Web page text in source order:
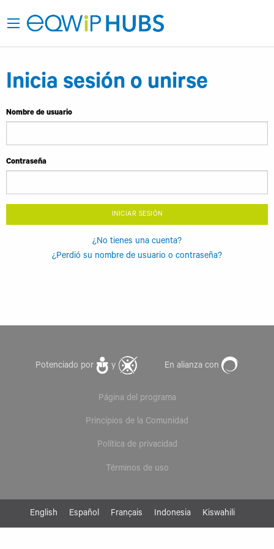
Inicia sesión o unirse
Nombre de usuario
Contraseña
INICIAR SESIÓN
¿No tienes una cuenta?
¿Perdió su nombre de usuario o contraseña?
Potenciado por y En alianza con
Página del programa
Principios de la Comunidad
Política de privacidad
Términos de uso
English Español Français Indonesia Kiswahili